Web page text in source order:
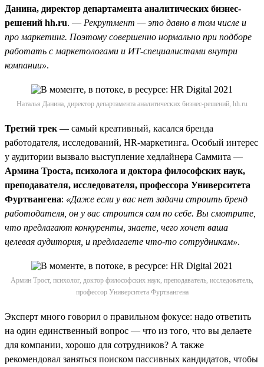
Данина, директор департамента аналитических бизнес-
решений hh.ru. — Рекрутмент — это давно в том числе и
про маркетинг. Поэтому совершенно нормально при подборе
работать с маркетологами и ИТ-специалистами внутри
компании».
Наталья Данина, директор департамента аналитических бизнес-решений, hh.ru
Третий трек — самый креативный, касался бренда
работодателя, исследований, HR-маркетинга. Особый интерес
у аудитории вызвало выступление хедлайнера Саммита —
Армина Троста, психолога и доктора философских наук,
преподавателя, исследователя, профессора Университета
Фуртвангена: «Даже если у вас нет задачи строить бренд
работодателя, он у вас строится сам по себе. Вы смотрите,
что предлагают конкуренты, знаете, чего хочет ваша
целевая аудитория, и предлагаете что-то сотрудникам».
Армин Трост, психолог, доктор философских наук, преподаватель, исследователь,
профессор Университета Фуртвангена
Эксперт много говорил о правильном фокусе: надо ответить
на один единственный вопрос — что из того, что вы делаете
для компании, хорошо для сотрудников? А также
рекомендовал заняться поиском пассивных кандидатов, чтобы